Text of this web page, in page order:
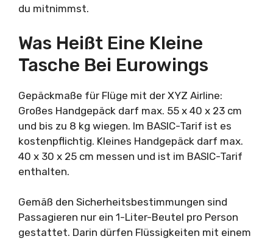
du mitnimmst.
Was Heißt Eine Kleine
Tasche Bei Eurowings
Gepäckmaße für Flüge mit der XYZ Airline:
Großes Handgepäck darf max. 55 x 40 x 23 cm
und bis zu 8 kg wiegen. Im BASIC-Tarif ist es
kostenpflichtig. Kleines Handgepäck darf max.
40 x 30 x 25 cm messen und ist im BASIC-Tarif
enthalten.
Gemäß den Sicherheitsbestimmungen sind
Passagieren nur ein 1-Liter-Beutel pro Person
gestattet. Darin dürfen Flüssigkeiten mit einem